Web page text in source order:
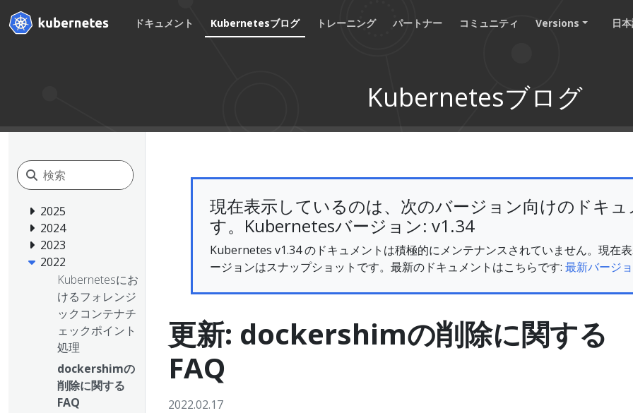
ドキュメント Kubernetesブログ トレーニング パートナー コミュニティ Versions 日
Kubernetesブログ
2025
2024
2023
2022
Kubernetesにお
けるフォレンジ
ックコンテナチ
ェックポイント
処理
dockershimの
削除に関する
FAQ
現在表示しているのは、次のバージョン向けのドキ
す。Kubernetesバージョン: v1.34
Kubernetes v1.34 のドキュメントは積極的にメンテナンスされていません。現在
ージョンはスナップショットです。最新のドキュメントはこちらです: 最新バージ
更新: dockershimの削除に関する
FAQ
2022.02.17